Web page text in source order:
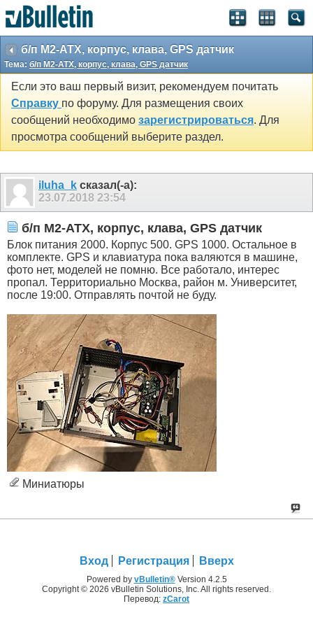
б/п M2-ATX, корпус, клава, GPS датчик
Тема: б/п M2-ATX, корпус, клава, GPS датчик
Если это ваш первый визит, рекомендуем почитать
Справку по форуму. Для размещения своих
сообщений необходимо зарегистрироваться. Для
просмотра сообщений выберите раздел.
iluha_k сказал(-а):
23.07.2018 23:54
б/п M2-ATX, корпус, клава, GPS датчик
Блок питания 2000. Корпус 500. GPS 1000. Остальное в
комплекте. GPS и клавиатура пока валяются в машине,
фото нет, моделей не помню. Все работало, интерес
пропал. Территориально Москва, район м. Университет,
после 19:00. Отправлять почтой не буду.
Миниатюры
Вход Регистрация Вверх
Powered by vBulletin®Version 4.2.5
Copyright © 2026 vBulletin Solutions, Inc. All rights reserved.
Перевод: zCarot